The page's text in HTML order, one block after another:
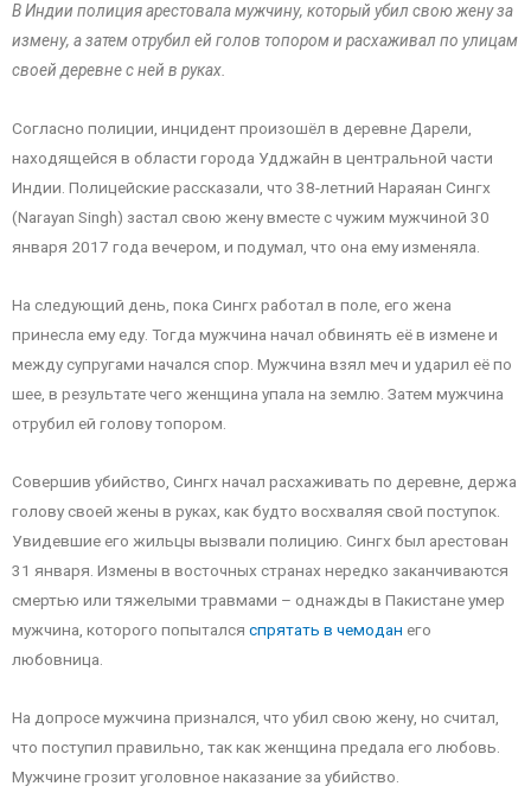
В Индии полиция арестовала мужчину, который убил свою жену за
измену, а затем отрубил ей голов топором и расхаживал по улицам
своей деревне с ней в руках.
Согласно полиции, инцидент произошёл в деревне Дарели,
находящейся в области города Удджайн в центральной части
Индии. Полицейские рассказали, что 38-летний Нараяан Сингх
(Narayan Singh) застал свою жену вместе с чужим мужчиной 30
января 2017 года вечером, и подумал, что она ему изменяла.
На следующий день, пока Сингх работал в поле, его жена
принесла ему еду. Тогда мужчина начал обвинять её в измене и
между супругами начался спор. Мужчина взял меч и ударил её по
шее, в результате чего женщина упала на землю. Затем мужчина
отрубил ей голову топором.
Совершив убийство, Сингх начал расхаживать по деревне, держа
голову своей жены в руках, как будто восхваляя свой поступок.
Увидевшие его жильцы вызвали полицию. Сингх был арестован
31 января. Измены в восточных странах нередко заканчиваются
смертью или тяжелыми травмами – однажды в Пакистане умер
мужчина, которого попытался спрятать в чемодан его
любовница.
На допросе мужчина признался, что убил свою жену, но считал,
что поступил правильно, так как женщина предала его любовь.
Мужчине грозит уголовное наказание за убийство.